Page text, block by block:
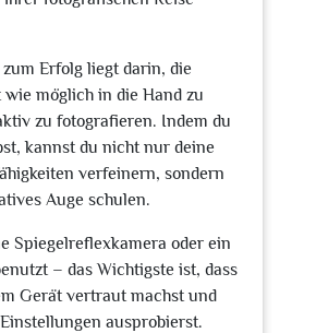
Erfolg liegt darin, die
möglich in die Hand zu
zu fotografieren. Indem du
kannst du nicht nur deine
verfeinern, sondern
Auge schulen.
Spiegelreflexkamera oder ein
– das Wichtigste ist, dass
Gerät vertraut machst und
ausprobierst.